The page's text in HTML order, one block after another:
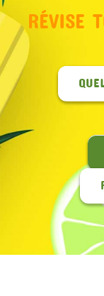
RÉVISE